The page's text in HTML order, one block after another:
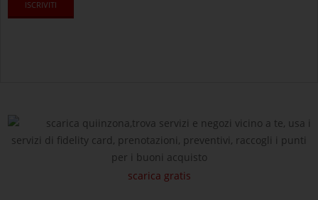
scarica quiinzona,trova servizi e negozi vicino a te, usa i
servizi di fidelity card, prenotazioni, preventivi, raccogli i punti
per i buoni acquisto
scarica gratis